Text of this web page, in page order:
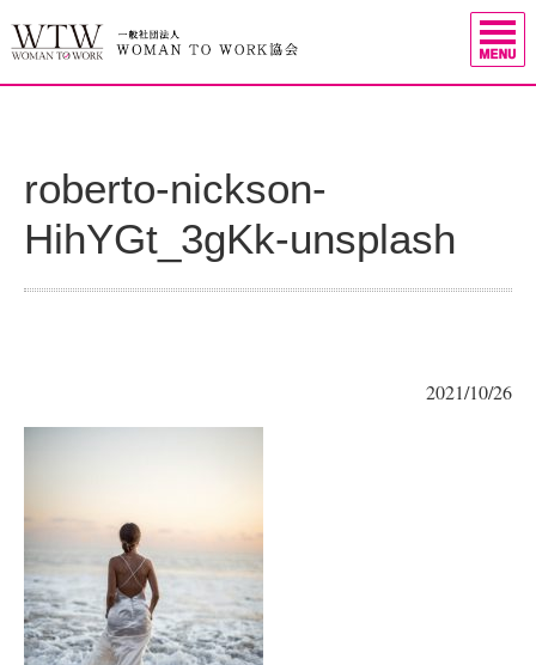
roberto-nickson-
HihYGt_3gKk-unsplash
2021/10/26